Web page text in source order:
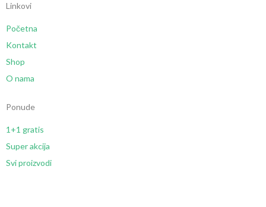
Linkovi
Početna
Kontakt
Shop
O nama
Ponude
1+1 gratis
Super akcija
Svi proizvodi